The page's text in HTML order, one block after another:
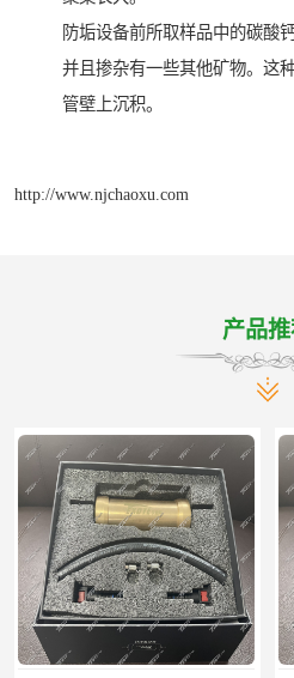
防垢设备前所取样品中的碳酸
并且掺杂有一些其他矿物。这
管壁上沉积。
http://www.njchaoxu.com
产品